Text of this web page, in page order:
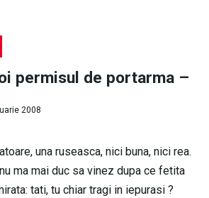
permisul de portarma –
2008
una ruseasca, nici buna, nici rea.
ma mai duc sa vinez dupa ce fetita
tati, tu chiar tragi in iepurasi ?